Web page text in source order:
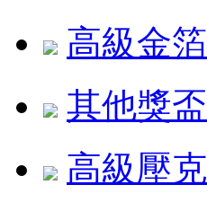
高級金
其他獎
高級壓